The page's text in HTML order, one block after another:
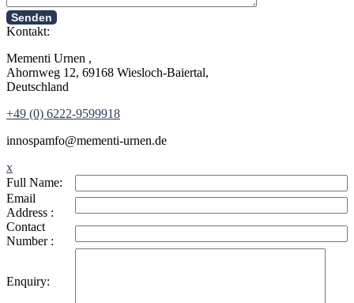
Senden
Kontakt:
Mementi Urnen ,
Ahornweg 12, 69168 Wiesloch-Baiertal,
Deutschland
+49 (0) 6222-9599918
innospamfo@mementi-urnen.de
x
Full Name:
Email
Address :
Contact
Number :
Enquiry: